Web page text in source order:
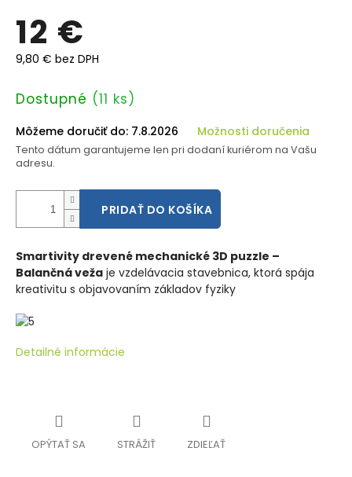
12 €
9,80 € bez DPH
Jednotková
Dostupné (11 ks)
Môžeme doručiť do: 7.8.2026 Možnosti doručenia
Tento dátum garantujeme len pri dodaní kuriérom na Vašu
adresu.
PRIDAŤ DO KOŠÍKA
Smartivity drevené mechanické 3D puzzle –
Balančná veža je vzdelávacia stavebnica, ktorá spája
kreativitu s objavovaním základov fyziky
Detailné informácie
OPÝTAŤ SA STRÁŽIŤ ZDIEĽAŤ